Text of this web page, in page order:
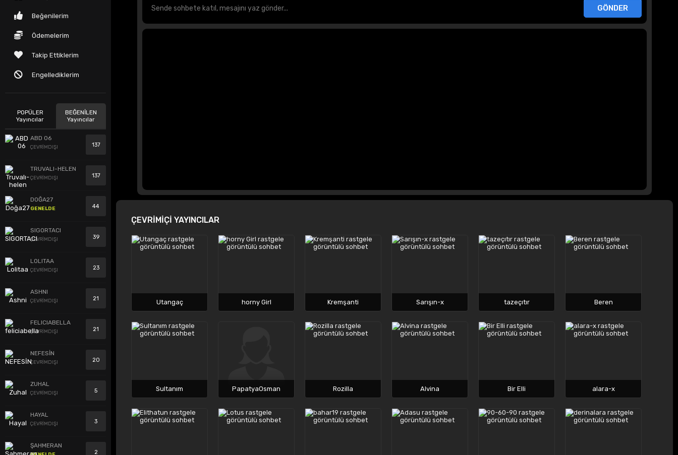
Beğenilerim
Ödemelerim
Takip Ettiklerim
Engellediklerim
POPÜLER
Yayıncılar
BEĞENİLEN
Yayıncılar
ABD 06
ÇEVRİMDIŞI 137
TRUVALI-HELEN
ÇEVRİMDIŞI 137
DOĞA27
GENELDE 44
SIGORTACI
ÇEVRİMDIŞI 39
LOLITAA
ÇEVRİMDIŞI 23
ASHNI
ÇEVRİMDIŞI 21
FELICIABELLA
ÇEVRİMDIŞI 21
NEFESİN
ÇEVRİMDIŞI 20
ZUHAL
ÇEVRİMDIŞI 5
HAYAL
ÇEVRİMDIŞI 3
ŞAHMERAN
2
ÇEVRİMİÇİ YAYINCILAR
Utangaç horny Girl Kremşanti Sarışın-x tazeçıtır Beren
Sultanım PapatyaOsman Rozilla Alvina Bir Elli alara-x